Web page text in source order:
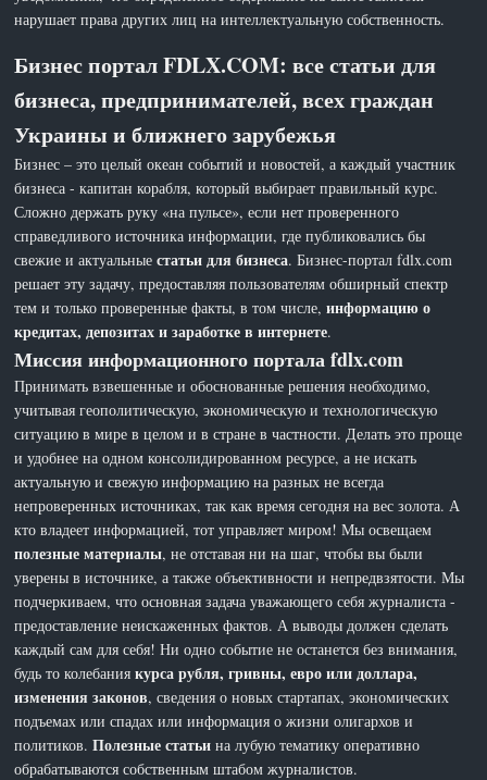
нарушает права других лиц на интеллектуальную собственность.
Бизнес портал FDLX.COM: все статьи для
бизнеса, предпринимателей, всех граждан
Украины и ближнего зарубежья
Бизнес – это целый океан событий и новостей, а каждый участник
бизнеса - капитан корабля, который выбирает правильный курс.
Сложно держать руку «на пульсе», если нет проверенного
справедливого источника информации, где публиковались бы
свежие и актуальныестатьи для бизнеса. Бизнес-портал fdlx.com
решает эту задачу, предоставляя пользователям обширный спектр
тем и только проверенные факты, в том числе,информацию о
кредитах, депозитах и заработке в интернете.
Миссия информационного портала fdlx.com
Принимать взвешенные и обоснованные решения необходимо,
учитывая геополитическую, экономическую и технологическую
ситуацию в мире в целом и в стране в частности. Делать это проще
и удобнее на одном консолидированном ресурсе, а не искать
актуальную и свежую информацию на разных не всегда
непроверенных источниках, так как время сегодня на вес золота. А
кто владеет информацией, тот управляет миром! Мы освещаем
полезные материалы, не отставая ни на шаг, чтобы вы были
уверены в источнике, а также объективности и непредвзятости. Мы
подчеркиваем, что основная задача уважающего себя журналиста -
предоставление неискаженных фактов. А выводы должен сделать
каждый сам для себя! Ни одно событие не останется без внимания,
будь то колебаниякурса рубля, гривны, евро или доллара,
изменения законов, сведения о новых стартапах, экономических
подъемах или спадах или информация о жизни олигархов и
политиков.Полезные статьи на лубую тематику оперативно
обрабатываются собственным штабом журналистов.